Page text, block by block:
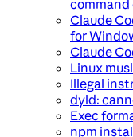
command
Claude
for
Claude
Linux
Illegal
dyld:
Exec
npm